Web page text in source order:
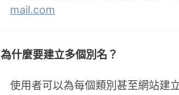
mail.com
為什麼要建立多個別名？
使用者可以為每個類別甚至網站建